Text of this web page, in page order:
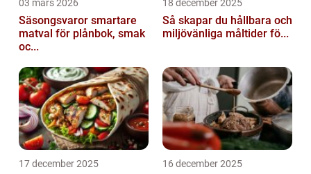
03 mars 2026
Säsongsvaror smartare
matval för plånbok, smak
oc...
18 december 2025
Så skapar du hållbara och
miljövänliga måltider fö...
17 december 2025 16 december 2025